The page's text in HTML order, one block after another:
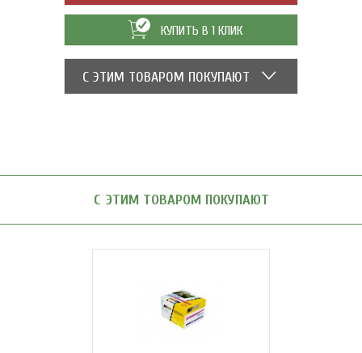
КУПИТЬ В 1 КЛИК
С ЭТИМ ТОВАРОМ ПОКУПАЮТ
С ЭТИМ ТОВАРОМ ПОКУПАЮТ